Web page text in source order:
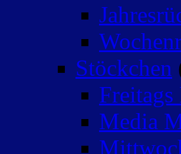
Stöckchen
Media